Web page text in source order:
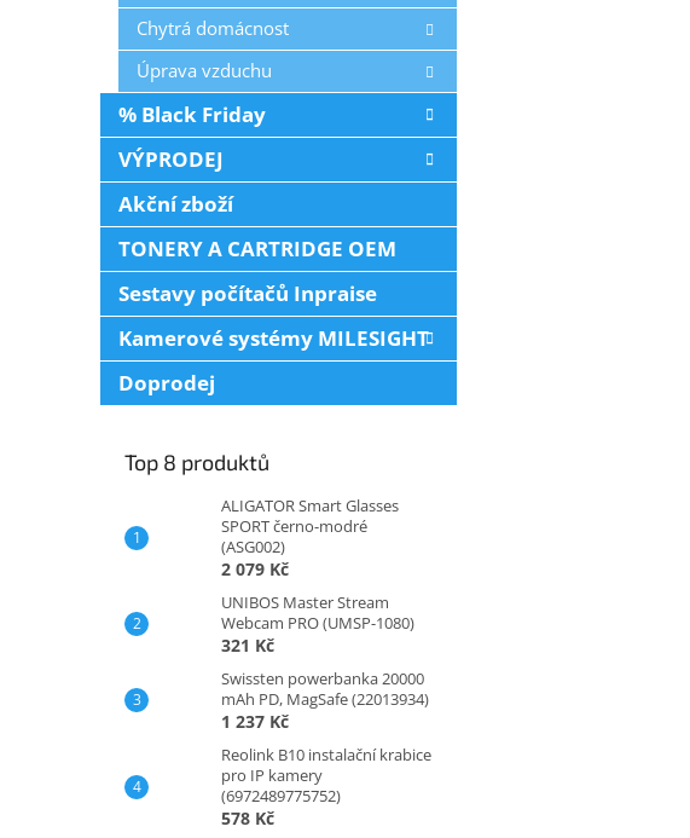
Chytrá domácnost
Úprava vzduchu
% Black Friday
VÝPRODEJ
Akční zboží
TONERY A CARTRIDGE OEM
Sestavy počítačů Inpraise
Kamerové systémy MILESIGHT
Doprodej
Top 8 produktů
ALIGATOR Smart Glasses
SPORT černo-modré
(ASG002)
2 079 Kč
UNIBOS Master Stream
Webcam PRO (UMSP-1080)
321 Kč
Swissten powerbanka 20000
mAh PD, MagSafe (22013934)
1 237 Kč
Reolink B10 instalační krabice
pro IP kamery
(6972489775752)
578 Kč